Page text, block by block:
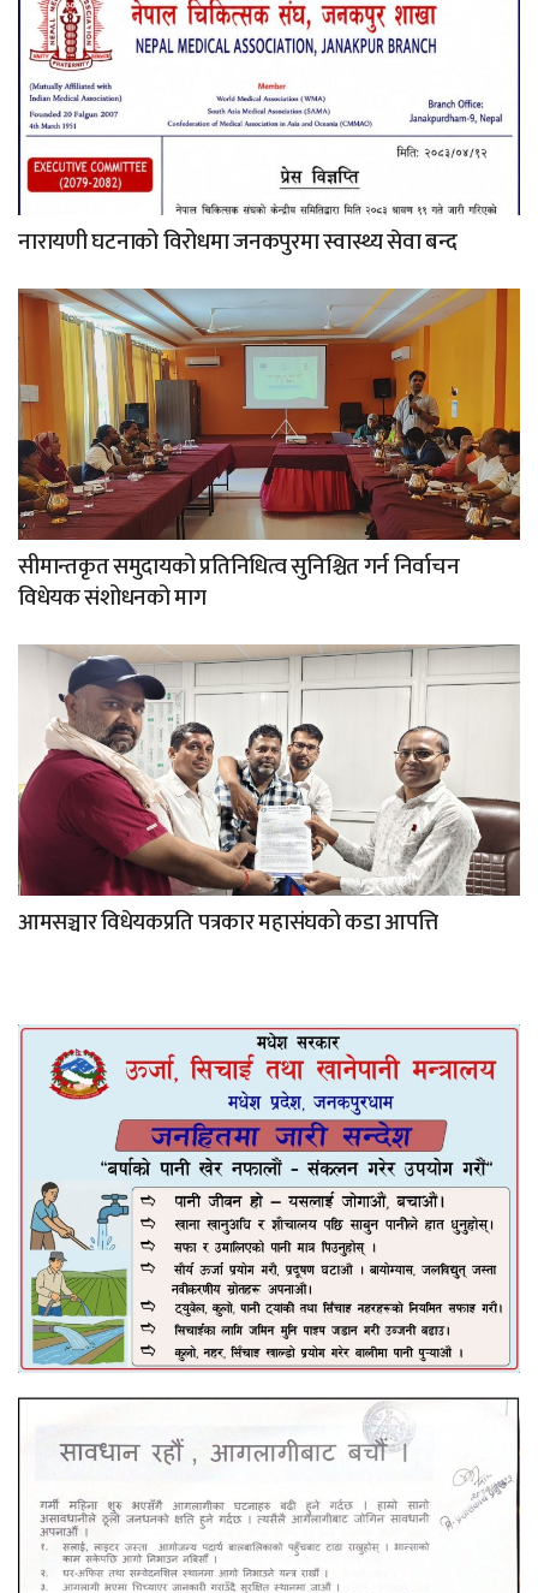
नारायणी घटनाको विरोधमा जनकपुरमा स्वास्थ्य सेवा बन्द
सीमान्तकृत समुदायको प्रतिनिधित्व सुनिश्चित गर्न निर्वाचन
विधेयक संशोधनको माग
आमसञ्चार विधेयकप्रति पत्रकार महासंघको कडा आपत्ति